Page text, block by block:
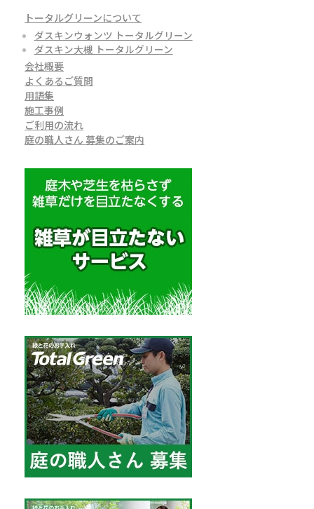
トータルグリーンについて
ダスキンウォンツ トータルグリーン
ダスキン大槻 トータルグリーン
会社概要
よくあるご質問
用語集
施工事例
ご利用の流れ
庭の職人さん 募集のご案内